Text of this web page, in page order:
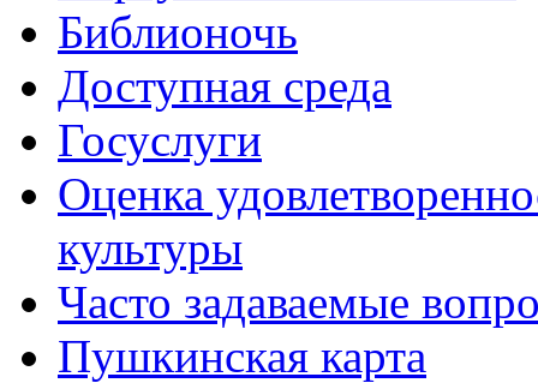
Библионочь
Доступная среда
Госуслуги
Оценка
культуры
Часто задаваемые
Пушкинская карта